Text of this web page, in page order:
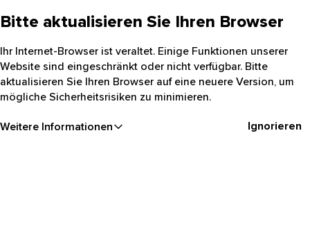
Bitte aktualisieren Sie Ihren Browser
Ihr Internet-Browser ist veraltet. Einige Funktionen unserer
Website sind eingeschränkt oder nicht verfügbar. Bitte
aktualisieren Sie Ihren Browser auf eine neuere Version, um
mögliche Sicherheitsrisiken zu minimieren.
Weitere Informationen Ignorieren